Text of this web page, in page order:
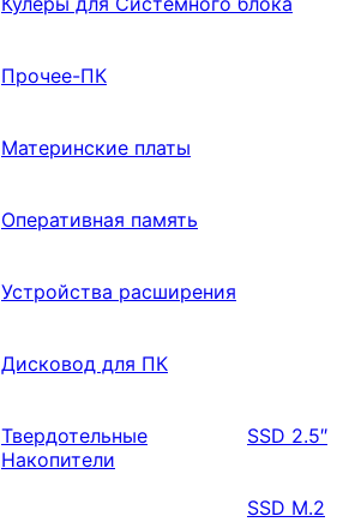
Прочее-ПК
Материнские платы
Оперативная память
Устройства расширения
Дисковод для ПК
Твердотельные
Накопители
SSD 2.5″
SSD M.2